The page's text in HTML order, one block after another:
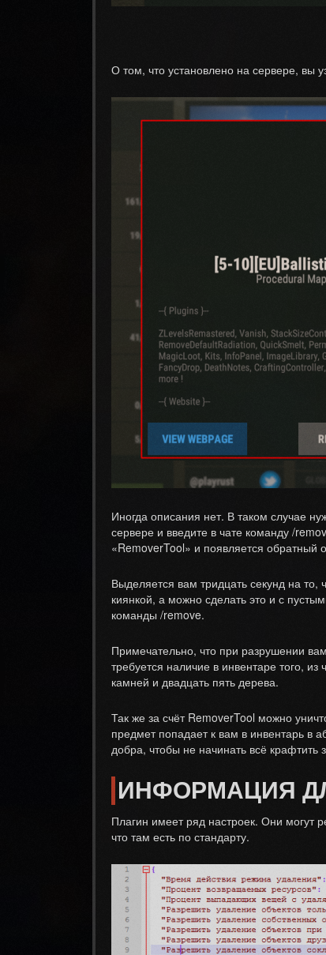
О том, что установлено на сервере, вы
Иногда описания нет. В таком случае
сервере и введите в чате команду /
«RemoverTool» и появляется обратный
Выделяется вам тридцать секунд на
киянкой, а можно сделать это и с
команды /remove.
Примечательно, что при разрушении
требуется наличие в инвентаре того,
камней и двадцать пять дерева.
Так же за счёт RemoverTool можно
предмет попадает к вам в инвентарь в
добра, чтобы не начинать всё крафтить
ИНФОРМАЦИЯ
Плагин имеет ряд настроек. Они могут
что там есть по стандарту.